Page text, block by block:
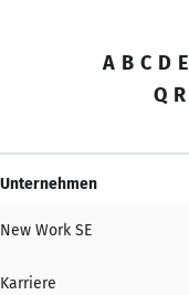
A B C D E
Q R
Unternehmen
New Work SE
Karriere